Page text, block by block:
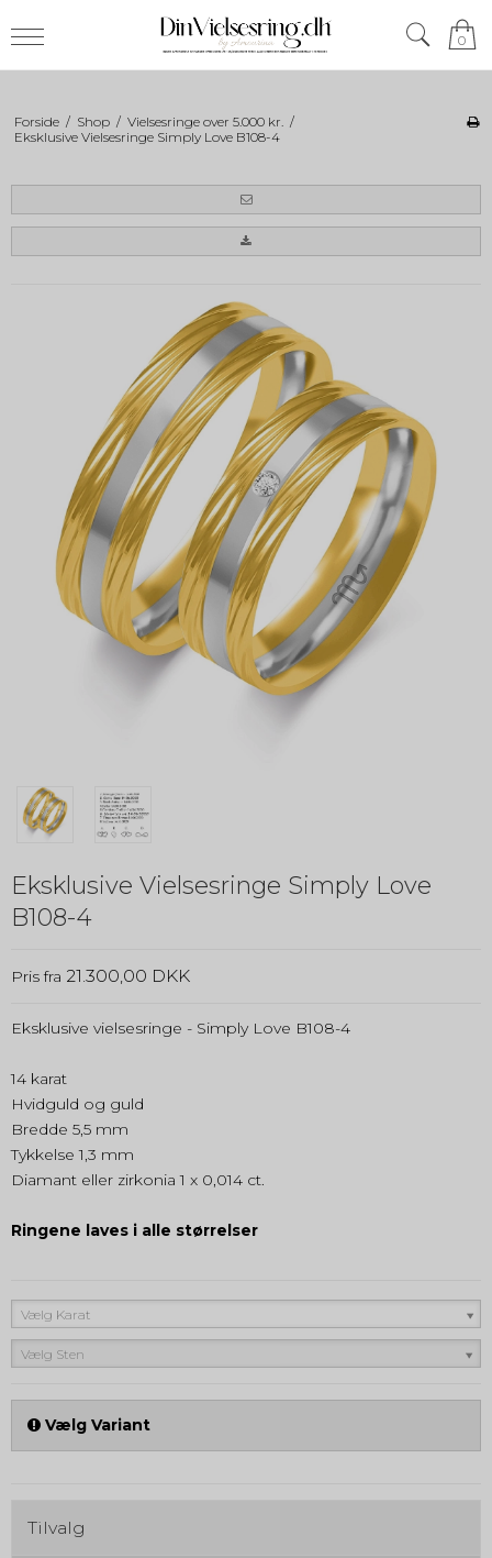
0
Forside / Shop / Vielsesringe over 5.000 kr. /
Eksklusive Vielsesringe Simply Love B108-4
Eksklusive Vielsesringe Simply Love
B108-4
Pris fra 21.300,00 DKK
Eksklusive vielsesringe - Simply Love B108-4
14 karat
Hvidguld og guld
Bredde 5,5 mm
Tykkelse 1,3 mm
Diamant eller zirkonia 1 x 0,014 ct.
Ringene laves i alle størrelser
Vælg Karat
Vælg Sten
Vælg Variant
Tilvalg